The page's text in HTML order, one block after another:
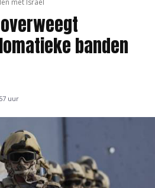
met Israël
banden
uur